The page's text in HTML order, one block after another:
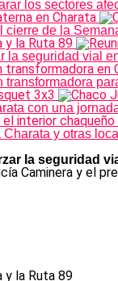
los sectores
de la
la seguridad vial
con una
y otras
la seguridad
Caminera y el